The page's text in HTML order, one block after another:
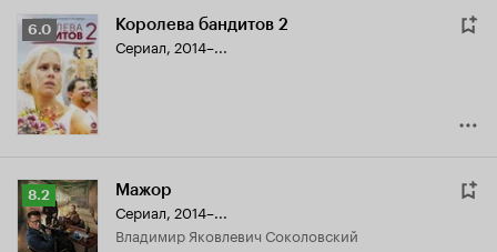
Рейтинг
Кинопоиска
6.0
6.0 Королева бандитов 2
Сериал, 2014–...
Рейтинг
Кинопоиска
8.2
8.2 Мажор
Сериал, 2014–...
Владимир Яковлевич Соколовский